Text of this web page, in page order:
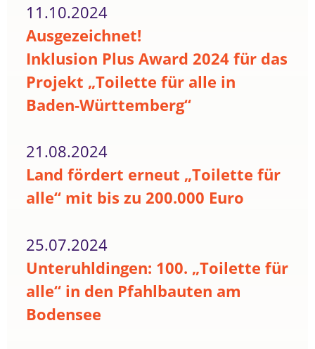
11.10.2024
Ausgezeichnet!
Inklusion Plus Award 2024 für das
Projekt „Toilette für alle in
Baden-Württemberg“
21.08.2024
Land fördert erneut „Toilette für
alle“ mit bis zu 200.000 Euro
25.07.2024
Unteruhldingen: 100. „Toilette für
alle“ in den Pfahlbauten am
Bodensee